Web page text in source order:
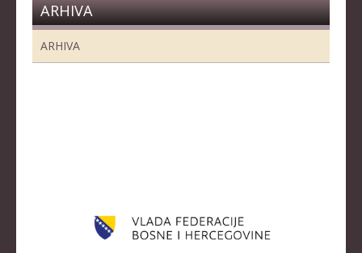
ARHIVA
ARHIVA